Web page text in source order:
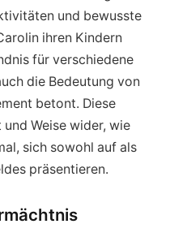
und bewusste
ihren Kindern
für verschiedene
die Bedeutung von
betont. Diese
Weise wider, wie
sich sowohl auf als
präsentieren.